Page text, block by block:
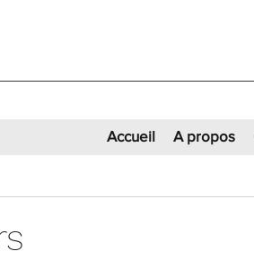
Accueil A propos